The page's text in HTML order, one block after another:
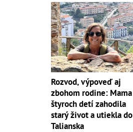
Rozvod, výpoveď aj
zbohom rodine: Mama
štyroch detí zahodila
starý život a utiekla do
Talianska